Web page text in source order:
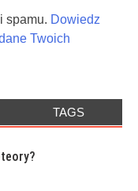
spamu. Dowiedz
Twoich
TAGS